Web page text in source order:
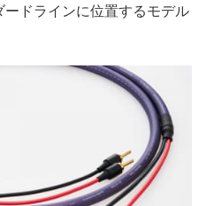
ドラインに位置するモデル